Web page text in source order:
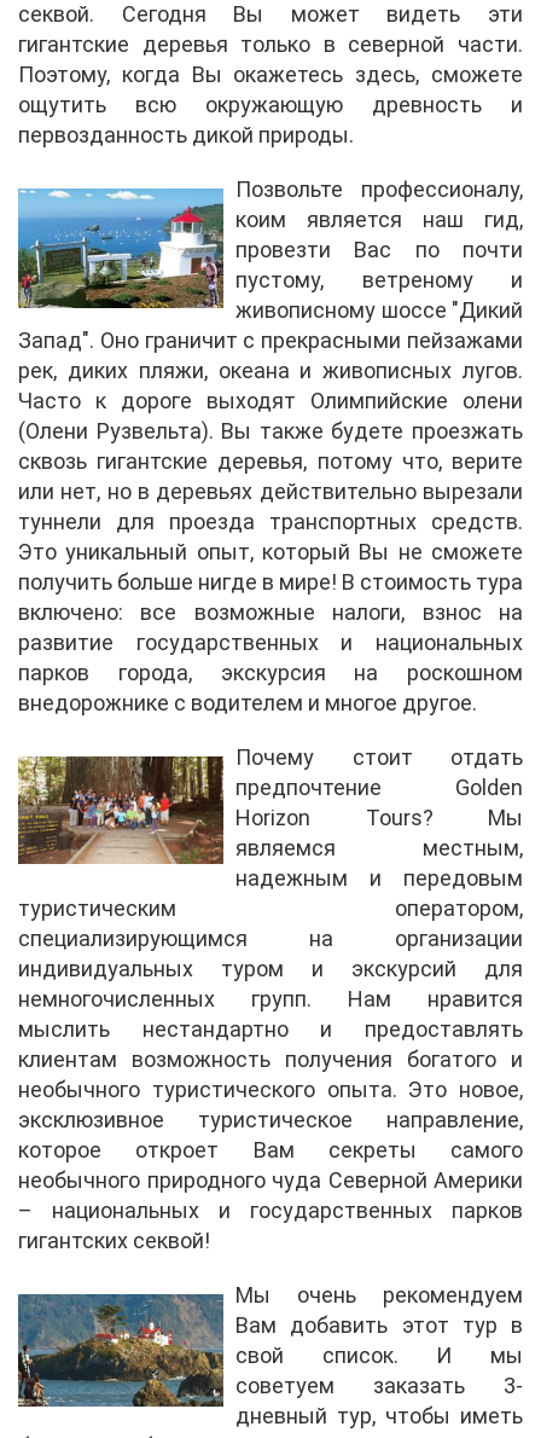
секвой. Сегодня Вы может видеть эти
гигантские деревья только в северной части.
Поэтому, когда Вы окажетесь здесь, сможете
ощутить всю окружающую древность и
первозданность дикой природы.
Позвольте профессионалу,
коим является наш гид,
провезти Вас по почти
пустому, ветреному и
живописному шоссе "Дикий
Запад". Оно граничит с прекрасными пейзажами
рек, диких пляжи, океана и живописных лугов.
Часто к дороге выходят Олимпийские олени
(Олени Рузвельта). Вы также будете проезжать
сквозь гигантские деревья, потому что, верите
или нет, но в деревьях действительно вырезали
туннели для проезда транспортных средств.
Это уникальный опыт, который Вы не сможете
получить больше нигде в мире! В стоимость тура
включено: все возможные налоги, взнос на
развитие государственных и национальных
парков города, экскурсия на роскошном
внедорожнике с водителем и многое другое.
Почему стоит отдать
предпочтение Golden
Horizon Tours? Мы
являемся местным,
надежным и передовым
туристическим оператором,
специализирующимся на организации
индивидуальных туром и экскурсий для
немногочисленных групп. Нам нравится
мыслить нестандартно и предоставлять
клиентам возможность получения богатого и
необычного туристического опыта. Это новое,
эксклюзивное туристическое направление,
которое откроет Вам секреты самого
необычного природного чуда Северной Америки
– национальных и государственных парков
гигантских секвой!
Мы очень рекомендуем
Вам добавить этот тур в
свой список. И мы
советуем заказать 3-
дневный тур, чтобы иметь